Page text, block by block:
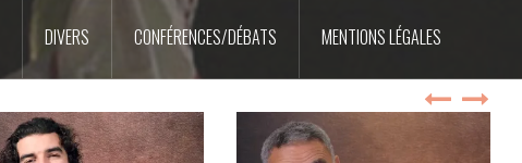
DIVERS CONFÉRENCES/DÉBATS MENTIONS LÉGALES